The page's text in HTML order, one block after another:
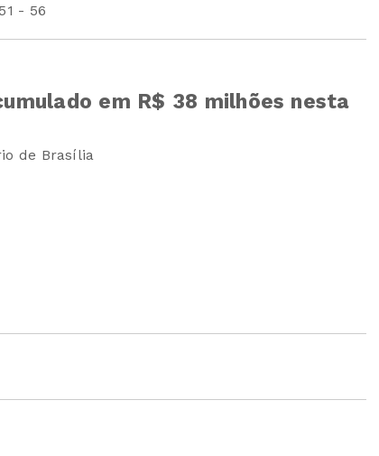
- 56
em R$ 38 milhões nesta
de Brasília